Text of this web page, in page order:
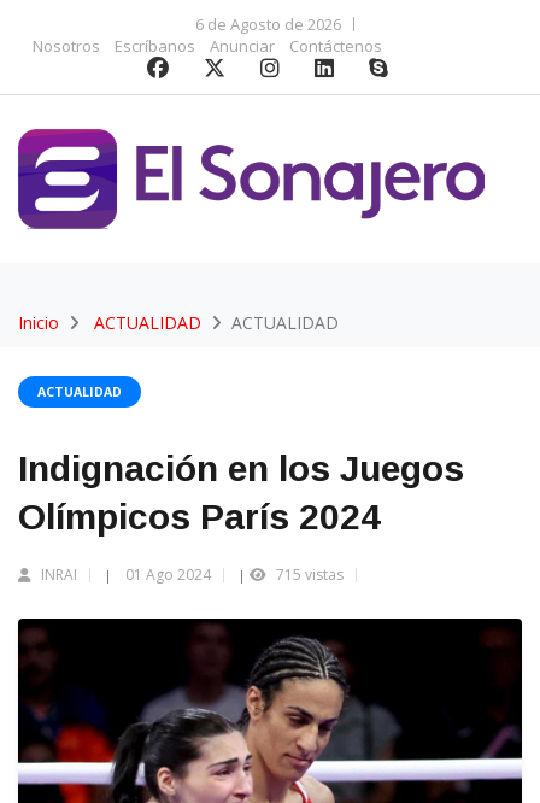
6 de Agosto de 2026
Nosotros
Escríbanos Anunciar Contáctenos
Inicio ACTUALIDAD ACTUALIDAD
ACTUALIDAD
Indignación en los Juegos
Olímpicos París 2024
INRAI | 01 Ago 2024 | 715 vistas